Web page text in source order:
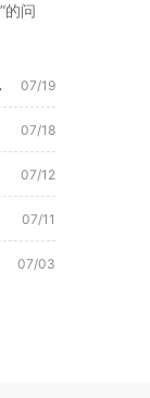
的问
07/19
07/18
07/12
07/11
07/03